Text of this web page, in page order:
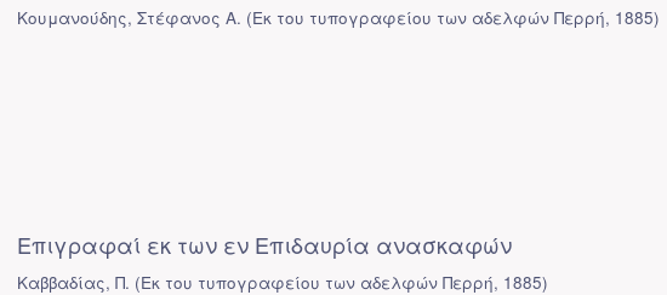
Κουμανούδης, Στέφανος Α. (Εκ του τυπογραφείου των αδελφών Περρή, 1885)
Επιγραφαί εκ των εν Επιδαυρία ανασκαφών
Καββαδίας, Π. (Εκ του τυπογραφείου των αδελφών Περρή, 1885)